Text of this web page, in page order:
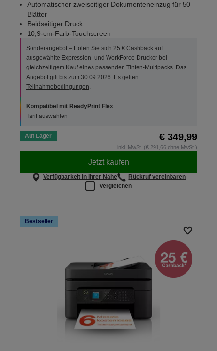
Automatischer zweiseitiger Dokumenteneinzug für 50
Blätter
Beidseitiger Druck
10,9-cm-Farb-Touchscreen
Sonderangebot – Holen Sie sich 25 € Cashback auf
ausgewählte Expression- und WorkForce-Drucker bei
gleichzeitigem Kauf eines passenden Tinten-Multipacks. Das
Angebot gilt bis zum 30.09.2026. Es gelten
Teilnahmebedingungen.
Kompatibel mit ReadyPrint Flex
Tarif auswählen
Auf Lager € 349,99
inkl. MwSt. (€ 291,66 ohne MwSt.)
Jetzt kaufen
Verfügbarkeit in Ihrer Nähe
Rückruf vereinbaren
Vergleichen
Bestseller